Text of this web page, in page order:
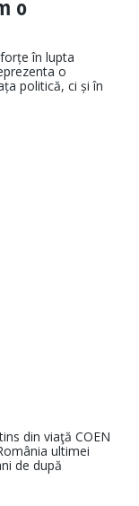
o
în lupta
o
politică, ci și în
din viaţă COEN
ultimei
de după